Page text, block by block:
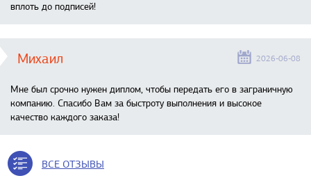
вплоть до подписей!
Михаил 2026-06-08
Мне был срочно нужен диплом, чтобы передать его в заграничную
компанию. Спасибо Вам за быстроту выполнения и высокое
качество каждого заказа!
ВСЕ ОТЗЫВЫ